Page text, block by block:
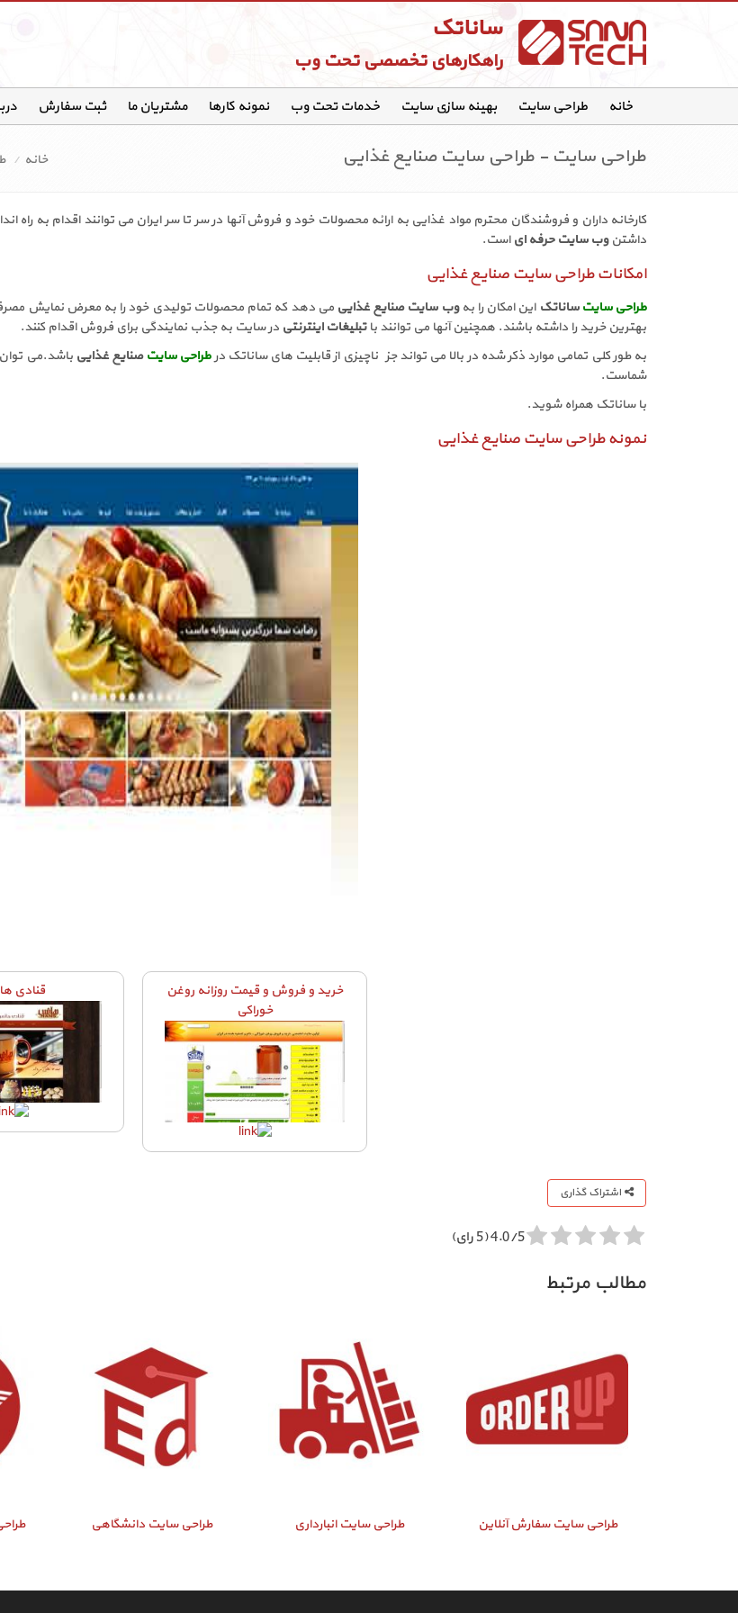
ساناتک
راهکارهای تخصصی تحت وب
خانه طراحی سایت بهینه سازی سایت خدمات تحت وب نمونه کارها مشتریان ما ثبت سفارش
خانه طراحی سایت - طراحی سایت صنایع غذایی
کارخانه داران و فروشندگان محترم مواد غذایی به ارائه محصولات خود و فروش آنها در سر تا سر ایران می توانند اقدام به راه
داشتنوب سایت حرفه ایاست.
امکانات طراحی سایت صنایع غذایی
طراحی سایتساناتک این امکان را بهوب سایت صنایع غذایی می دهد که تمام محصولات تولیدی خود را به معرض نمایش مصرف
بهترین خرید را داشته باشند. همچنین آنها می توانند باتبلیغات اینترنتی در سایت به جذب نمایندگی برای فروش اقدام کنند.
به طور کلی تمامی موارد ذکر شده در بالا می تواند جزء ناچیزی از قابلیت های ساناتک درطراحی سایتصنایع غذایی باشد.می
شماست.
با ساناتک همراه شوید.
نمونه طراحی سایت صنایع غذایی
خرید و فروش و قیمت روزانه روغن
خوراکی
قنادی
اشتراک گذاری
4.0/5 (5 رای)
مطالب مرتبط
طراحی سایت سفارش آنلاین طراحی سایت انبارداری طراحی سایت دانشگاهی